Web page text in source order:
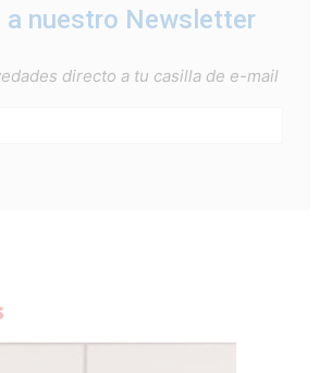
a nuestro Newsletter
directo a tu casilla de e-mail